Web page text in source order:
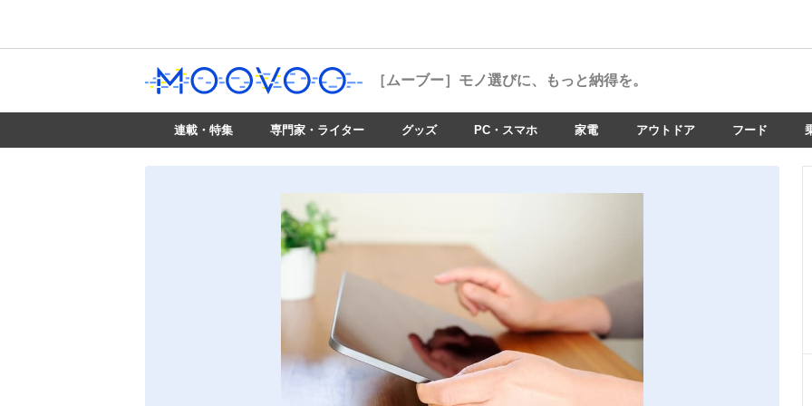
［ムーブー］ モノ選びに、もっと納得を。
連載・特集 専門家・ライター グッズ PC・スマホ 家電 アウトドア フード